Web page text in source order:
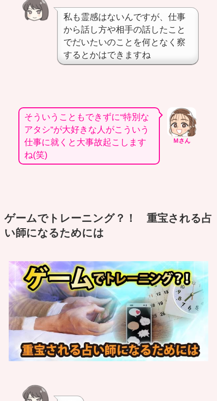
私も霊感はないんですが、仕事
から話し方や相手の話したこと
でだいたいのことを何となく察
するとかはできますね
Ｍさん
そういうこともできずに“特別な
アタシ”が大好きな人がこういう
仕事に就くと大事故起こします
ね(笑)
ゲームでトレーニング？！ 重宝される占
い師になるためには